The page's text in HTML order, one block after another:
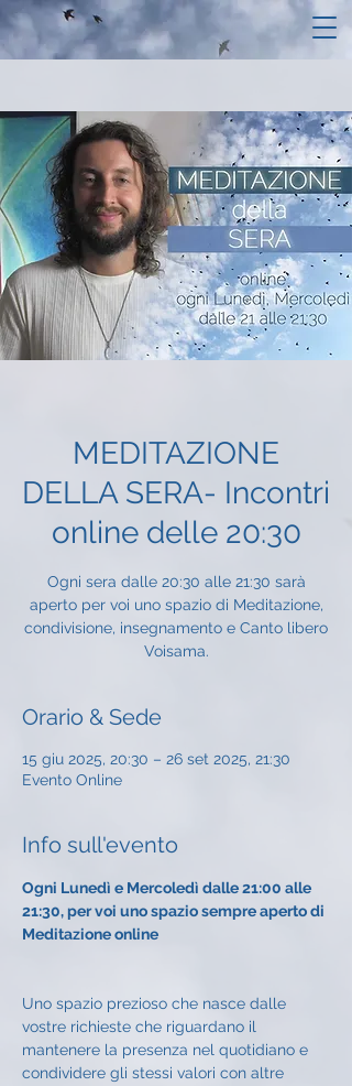
MEDITAZIONE
DELLA SERA- Incontri
online delle 20:30
Ogni sera dalle 20:30 alle 21:30 sarà
aperto per voi uno spazio di Meditazione,
condivisione, insegnamento e Canto libero
Voisama.
Orario & Sede
15 giu 2025, 20:30 – 26 set 2025, 21:30
Evento Online
Info sull'evento
Ogni Lunedì e Mercoledì dalle 21:00 alle
21:30, per voi uno spazio sempre aperto di
Meditazione online
Uno spazio prezioso che nasce dalle
vostre richieste che riguardano il
mantenere la presenza nel quotidiano e
condividere gli stessi valori con altre